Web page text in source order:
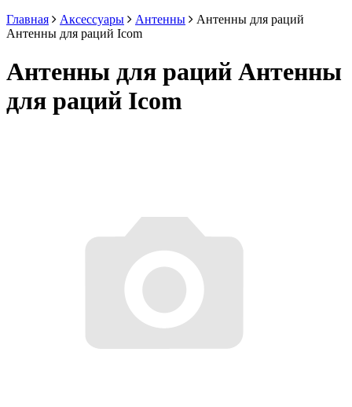
Главная
Аксессуары Антенны
Антенны для раций
Антенны для раций Icom
Антенны для раций Антенны
для раций Icom